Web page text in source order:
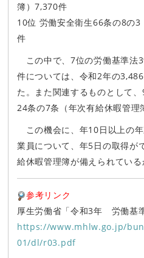
簿）7,370件
10位 労働安全衛生66条の
件
この中で、7位の労働基準法
件については、令和2年の
た。また関連するものとして
24条の7条（年次有給休暇管理
この機会に、年10日以上の
業員について、年5日の取得が
給休暇管理簿が備えられている
参考リンク
厚生労働省「令和3年 労働基
https://www.mhlw.go.jp/
01/dl/r03.pdf